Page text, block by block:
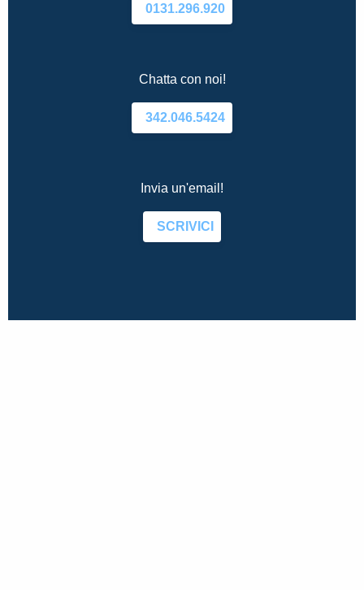
0131.296.920
Chatta con noi!
342.046.5424
Invia un'email!
SCRIVICI